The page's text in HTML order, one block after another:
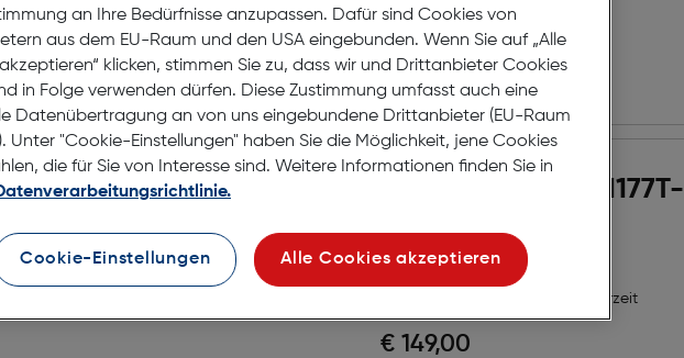
€ 149,00
Modell online anprobieren
Robert La Roche 1177T-
02H
Lagernd | 6 bis 8 Werktage Lieferzeit
€ 149,00
an Ihre Bedürfnisse anzupassen. Dafür sind Cookies von
aus dem EU-Raum und den USA eingebunden. Wenn Sie auf „Alle
klicken, stimmen Sie zu, dass wir und Drittanbieter Cookies
in Folge verwenden dürfen. Diese Zustimmung umfasst auch eine
Datenübertragung an von uns eingebundene Drittanbieter (EU-Raum
Unter "Cookie-Einstellungen" haben Sie die Möglichkeit, jene Cookies
die für Sie von Interesse sind. Weitere Informationen finden Sie in
Cookie-Einstellungen Alle Cookies akzeptieren